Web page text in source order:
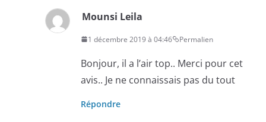
Mounsi Leila
1 décembre 2019 à 04:46 Permalien
Bonjour, il a l’air top.. Merci pour cet
avis.. Je ne connaissais pas du tout
Répondre